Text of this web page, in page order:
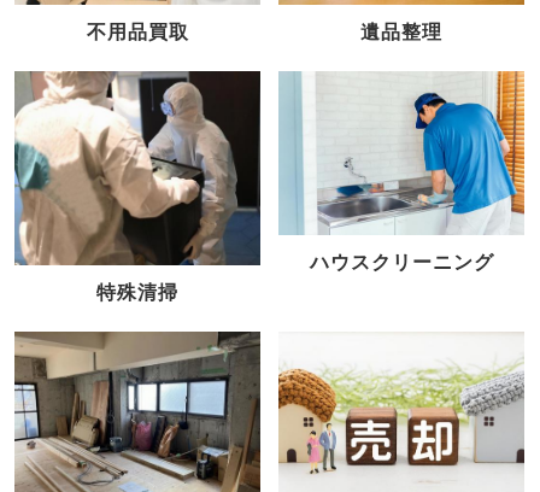
不用品買取 遺品整理
特殊清掃
ハウスクリーニング